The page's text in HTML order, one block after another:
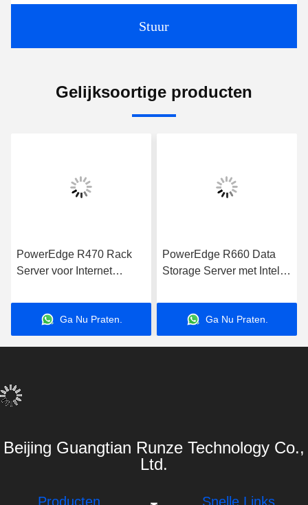
Stuur
Gelijksoortige producten
PowerEdge R470 Rack
Server voor Internet
Applications Server
Ga Nu Praten.
PowerEdge R660 Data
Storage Server met Intel
zakelijke toepassingen
Ga Nu Praten.
Beijing Guangtian Runze Technology Co.,
Ltd.
Producten Snelle Links